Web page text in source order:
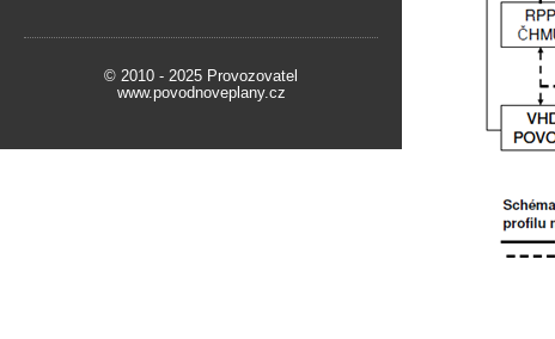
© 2010 - 2025 Provozovatel
www.povodnoveplany.cz